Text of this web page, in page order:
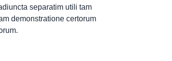
separatim utili tam
demonstratione certorum